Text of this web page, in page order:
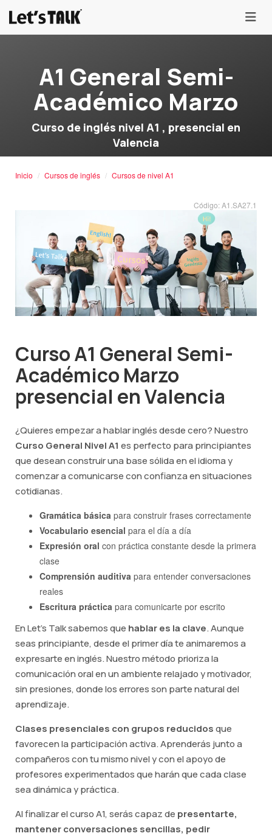
menu
A1 General Semi-
Académico Marzo
Curso de inglés nivel A1 , presencial en
Valencia
Inicio Cursos de inglés Cursos de nivel A1
Código: A1.SA27.1
Curso A1 General Semi-
Académico Marzo
presencial en Valencia
¿Quieres empezar a hablar inglés desde cero? Nuestro
Curso General Nivel A1 es perfecto para principiantes
que desean construir una base sólida en el idioma y
comenzar a comunicarse con confianza en situaciones
cotidianas.
Gramática básica para construir frases correctamente
Vocabulario esencial para el día a día
Expresión oral con práctica constante desde la primera
clase
Comprensión auditiva para entender conversaciones
reales
Escritura práctica para comunicarte por escrito
En Let's Talk sabemos que hablar es la clave. Aunque
seas principiante, desde el primer día te animaremos a
expresarte en inglés. Nuestro método prioriza la
comunicación oral en un ambiente relajado y motivador,
sin presiones, donde los errores son parte natural del
aprendizaje.
Clases presenciales con grupos reducidosque
favorecen la participación activa. Aprenderás junto a
compañeros con tu mismo nivel y con el apoyo de
profesores experimentados que harán que cada clase
sea dinámica y práctica.
Al finalizar el curso A1, serás capaz de presentarte,
mantener conversaciones sencillas, pedir